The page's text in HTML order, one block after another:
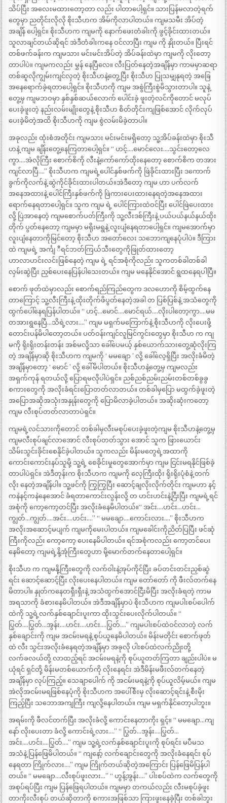
သိပ်ပြီး အလေးမထားတော့တာ လည်း ပါတာပေါ့ရှင်။ သားပြန်မလာတဲ့ရက်
တွေမှာ ညတိုင်းလိုလို စိုးသီဟက အိမ်ကိုလာပါတယ်။ ကျမသမီး အိပ်တဲ့
အချိန် ပေါ့ရှင်။ စိုးသီဟက ကျမကို နောက်ဖေးတံခါးကို ဖွင့်ခိုင်းထားတယ်။
သူလာချင်တယ်ဆိုရင် အဲဒီတံခါးကနေ ဝင်လာပြီး ကျမ ကို နှိုးတယ်။ ပြီးရင်
တစ်ဖက်ခန်းက ကျမသား မင်းမင်းအိပ်တဲ့ အိပ်ခန်းထဲမှာ ကျမကို လိုးတော့
တာပါပဲ။ ကျမကလည်း မွှန် နေပြီလေ။ လီးပြတ်နေတဲ့အချိန်မှာ ကာမမှာဆရာ
တစ်ဆူလိုကျွမ်းကျင်လှတဲ့ စိုးသီဟနဲ့တွေ့ပြီး စိုးသီဟ ပြုသမျှနုရတဲ့ အခြေ
အနေရောက်ခဲ့ရတာပေါ့ရှင်။ စိုးသီဟကို ကျမ အစွဲကြီးစွဲမိသွားတာပါ။ သူနဲ့
တွေ့မှ ကျမဘဝမှာ နှစ်နှစ်ဆယ်လောက် ပေါင်းခဲ့ ဖူးတဲ့လင်ကိုတောင် မလုပ်
ပေးခဲ့ဖူးတဲ့ နည်းလမ်းမျိုးတွေနဲ့ စိုးသီဟ စိတ်တိုင်းကျဖြစ်အောင် လိုက်လုပ်
ပေးခဲ့မိတဲ့အထိ စိုးသီဟကို ကျမ စွဲလမ်းမိခဲ့တာပါ။
အခုလည်း ထုံးစံအတိုင်း ကျမသား မင်းမင်းမရှိတော့ သူ့အိပ်ခန်းထဲမှာ စိုးသီ
ဟနဲ့ ကျမ ချိန်းတွေ့နေကြတာပေါ့ရှင်။ “ ဟင့်….မောင်လေး….သွင်းတော့လေ
ကွာ….အဲလိုကြီး စောက်စိကို လီးနဲ့ကော်ကော်ထိုးနေတော့ စောက်စိက တအား
ကျင်လာပြီ….” စိုးသီဟက ကျမရဲ့ပေါင်နှစ်ဖက်ကို ဖြဲခိုင်းထားပြီး ဒကောက်
ခွက်ကိုလက်နဲ့ ဆွဲကိုင်ခိုင်းထားပါတယ်။အဲဒီတော့ ကျမ ဟာ ပက်လက်
အနေအထားနဲ့ ပေါင်ကြီးနှစ်ဖက်ကို ဖြဲကားပေးထားနေရတဲ့အနေအထား
ရောက်နေရတာပေါ့ရှင်။ သူက ကျမ ရဲ့ ပေါင်ကြားထဲဝင်ပြီး ပေါင်ဖြဲပေးထား
လို့ ပြဲအာနေတဲ့ ကျမစောက်ပတ်ကြီးကို သူ့လီးဒစ်ကြီးနဲ့ ပယ်ပယ်နယ်နယ်ထိုး
တိုက် ပွတ်နေတော့ ကျမမှာ မရိုးမရွနဲ့ လူးပျံနေရတာပေါ့ရှင်။ ကျမအောက်မှာ
လူးပျံနေတာကိုမြင်တော့ စိုးသီဟ အတော်လေး သဘောကျနေပုံပါပဲ။ ဒီကြား
ထဲ ကျမရဲ့ အင်္ကျ ီရင်ဘတ်ကြယ်သီးတွေကိုဖြုတ်ထားတော့
ဟာလာဟင်းလင်းဖြစ်နေတဲ့ ကျမ ရဲ့ ရင်အစုံကိုလည်း သူကတစ်ခါတစ်ခါ
လှမ်းဆွဲပြီး ညှစ်ပေးနေပြန်ပါသေးတယ်။ ကျမ မနေနိုင်အောင် ရွထနေရပါပြီ။
စောက် ဖုတ်ထဲမှာလည်း စောက်ရည်ကြည်တွေက ဒလဟောကို စိမ့်ထွက်နေ
တာကြောင့် သူ့လီးကြီးနဲ့ ထိုးတိုက်ဖိပွတ်နေတဲ့အခါ တ ပြစ်ပြစ်နဲ့ အသံတွေကို
ထွက်ပေါ်နေရပြန်ပါတယ်။ “ ဟင့်…မောင်….မောင်ရယ်….လိုးပါတော့ကွာ….မမ
တအားရွနေပြီ…သိရဲ့လား….” ကျမ မရှက်မကြောက်နဲ့ စိုးသီဟကို လိုးပေးဖို့
တောင်းပန်မိပါတော့တယ်။ ပတ်ဝန်းကျင်လူမြင်ကွင်းတွေမှာ စိုးသီဟ က ကျ
မကို ရိုးရိုးတန်းတန်း အစ်မလို့သာ ခေါ်ပေမယ့် နှစ်ယောက်သားတွေ့ဆုံလိုးကြ
တဲ့ အချိန်မှာဆို စိုးသီဟက ကျမကို ‘ မမချော ’ လို့ ခေါ်လေ့ရှိပြီး အလိုးခံမိတဲ့
အချိန်မှာတော့ ‘ မောင် ’ လို့ ခေါ်မိပါတယ်။ စိုးသီဟနဲ့တွေ့မှ ကျမလည်း
အရှက်ကုန် ရတယ်လို့ ပြောရမလိုပါပဲရှင်။ ညစ်ညစ်ညမ်းညမ်းတစ်တစ်ခွခွ
စကားတွေကို အလိုးခံရင်းပြောတတ်လာတယ်။ တစ်ခါမှပြော မထွက်ခဲ့ဖူးတဲ့
အပြောအဆိုအသုံးအနှုန်းတွေကို ပြောမိလာခဲ့ပါတယ်။ အဆိုးဆုံးကတော့
ကျမ လီးစုပ်တတ်လာတာပဲရှင်။
ကျမရဲ့လင်သားကိုတောင် တစ်ခါမှလီးမစုပ်ပေးခဲ့ဖူးတဲ့ကျမ စိုးသီဟနဲ့တွေ့မှ
ကျမလီးစုပ်ချင်လာအောင် လီးစုပ်တတ်သွား အောင် သူက ဖြားယောင်း
သိမ်းသွင်းခိုင်းစေနိုင်ခဲ့ပါတယ်။ သူကလည်း မိန်းမတွေရဲ့အထာကို
ကောင်းကောင်းနပ်သူမို့ သူ့ရဲ့ စေခိုင်းမှုတွေအောက်မှာ ကျမ ငြင်းမရနိုင်ဖြစ်ခဲ့
တာပါပဲရှင်။ အဲဒီတုန်းက စိုးသီဟက ကျမကို လှေကြီးထိုး ရိုးရိုးပုံစံနဲ့ တက်
လိုး နေတဲ့အချိန်ပါ။ သူ့ဖင်ကို ကြွကြွပြီး ဆောင့်ချလိုးလိုက်တိုင်း ကျမဟာ နင့်
ကနဲနင့်ကနဲနေအောင် ခံရတာကောင်းလွန်းလို့ တ ဟင်းဟင်းနဲ့ငြီးပြီး ကျမရဲ့ရင်
အစုံကို ကော့ကော့တင်ပြီး အလိုးခံနေမိပါတယ်။“ အင်း….ဟင်း…ဟင်း…
ကျွတ်…ကျွတ်….အင်း….ဟင်း….” “ မမချော….ကောင်းလား….” စိုးသီဟက
အလိုးအဆောင့်မပျက် ကျမကိုမေးပါတယ်။ ကျမခေါင်းကိုညိတ်ပြပြီး ဖင်ဆုံ
ကြီးကိုလည်း ကော့ကော့ ပေးနေမိပါတယ်။ ရင်အစုံကလည်း ကော့တင်ပေး
နေမိတော့ ကျမရဲ့နို့အုံကြီးတွေဟာ မို့မောက်တက်နေတာပေါ့ရှင်။
စိုးသီဟ က ကျမနို့ကြီးတွေကို လက်ဝါးနဲ့အုပ်ကိုင်ပြီး ခပ်တင်းတင်းညှစ်ဆွဲ
ရင်း ဆောင့်ဆောင့်ပြီး လိုးပေးနေပါတယ်။ ကျမ တော်တော် ကို ဖီးလ်တက်နေ
မိတာပါ။ နှုတ်ကနေတရှီးရှီးနဲ့ အသံထွက်အောင်ငြီးမိပြီး အလိုးခံရတဲ့ ကာမ
အရသာကို ခံစားနေမိပါတယ်။ အဲဒီအချိန်မှာပဲ စိုးသီဟက ကျမပါးစပ်ပေါက်
ထဲကို သူ့ရဲ့လက်နှစ်ချောင်းပူးကာ ထိုးသွင်းပေးလိုက်ပါတယ်။ “
ပြွတ်….ပြွတ်…အွန်း….ဟင်း….ဟင်း….ပြွတ်….” ကျမပါးစပ်ထဲဝင်လာတဲ့ လက်
နှစ်ချောင်းကို ကျမ အငမ်းမရနဲ့ စုပ်ယူနေမိပါတယ်။ မိန်းမတိုင်း စောက်ဖုတ်
ထဲ လီး သွင်းအလိုးခံနေရတဲ့အချိန်မှာ အခုလို ပါးစပ်ထဲလက်ညိုးတို့
လက်ခလယ်တို့ လာထည့်ရင် အငမ်းမရနဲ့ကို စုပ်ယူတတ်ကြတာ ချည်းပါပဲ။ မ
ယုံရင် ရှင်တို့ မိန်းမတစ်ယောက်ကို လိုးနေရင်း အဲဒီမိန်းမဖီးလ်တက်နေတဲ့
အချိန်မှာ လုပ်ကြည့်။ သေချာပေါက် ကို အငမ်းမရနဲ့ကို စုပ်ယူလိမ့်မယ်။ ကျမ
အဲလိုအငမ်းမရဖြစ်နေပုံကို စိုးသီဟက အပေါ်စီးမှ လိုးဆောင့်ရင်းနဲ့ စီးမိုး
ကြည့်ပြီး သဘောအကျကြီး ကျလို့နေပါတယ်။ ကျမ မရှက်နိုင်တော့ပါဘူး။
အရမ်းကို ဖီလင်တက်ပြီး အလိုးခံလို့ ကောင်းနေတာကိုး ရှင့်။ “ မမချော…ကျ
နော် လိုးပေးတာ ခံလို့ ကောင်းရဲ့လား….” “ ပြွတ်…အွန်း….ပြွတ်…
အင်း….ဟင်း….ပြွတ်….” ကျမ သူ့ရဲ့လက်နှစ်ချောင်းပူးကို စုပ်ရင်း မပီမသ
အသံနဲ့ ပြန်ဖြေမိပါတယ်။ “ ကျနော့် လက်ချောင်းတွေကို အလိုးခံနေရင်း စုပ်
နေရတာ ကြိုက်လား….” ကျမ ကြိုက်တယ်ဆိုတဲ့အကြောင်း ပြန်ဖြေမိပြန်ပါ
တယ်။ “ မမချော….လီးစုပ်ဖူးလား…” “ ဟွန့်အွန်း….” ပါးစပ်ထဲက လက်တွေကို
အစုပ်ရပ်ပြီး ကျမ ပြန်ဖြေရပါတယ်။ ကျမမှာ တကယ်လည်း လီးမစုပ်ခဲ့ဖူး
တာကိုးလီးစုပ် တယ်ဆိုတာကို စကားအဖြစ်သာ ကြားဖူးနေခဲ့ပြီး တစ်ခါဘူး